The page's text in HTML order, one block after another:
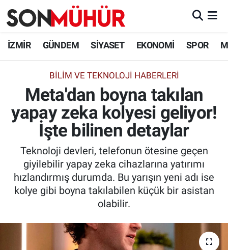
İZMİR GÜNDEM SİYASET EKONOMİ SPOR
BILIM VE TEKNOLOJI HABERLERI
Meta'dan boyna takılan
yapay zeka kolyesi geliyor!
İşte bilinen detaylar
Teknoloji devleri, telefonun ötesine geçen
giyilebilir yapay zeka cihazlarına yatırımı
hızlandırmış durumda. Bu yarışın yeni adı ise
kolye gibi boyna takılabilen küçük bir asistan
olabilir.
İzmir Nöbetçi Eczaneler
İzmir Namaz Vakitleri
İzmir Trafik Yoğunluk Haritası
Süper Lig Puan Durumu ve Fikstür
Tüm Manşetler
Son Dakika Haberleri
Haber Arşivi